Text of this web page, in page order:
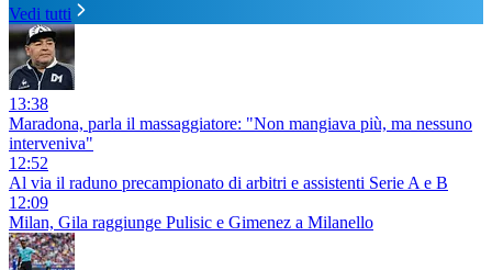
Vedi tutti
13:38
Maradona, parla il massaggiatore: "Non mangiava più, ma nessuno
interveniva"
12:52
Al via il raduno precampionato di arbitri e assistenti Serie A e B
12:09
Milan, Gila raggiunge Pulisic e Gimenez a Milanello